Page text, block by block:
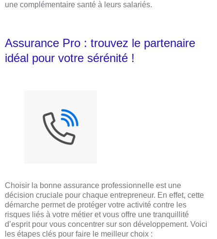
une complémentaire santé à leurs salariés.
Assurance Pro : trouvez le partenaire
idéal pour votre sérénité !
Choisir la bonne assurance professionnelle est une
décision cruciale pour chaque entrepreneur. En effet, cette
démarche permet de protéger votre activité contre les
risques liés à votre métier et vous offre une tranquillité
d’esprit pour vous concentrer sur son développement. Voici
les étapes clés pour faire le meilleur choix :